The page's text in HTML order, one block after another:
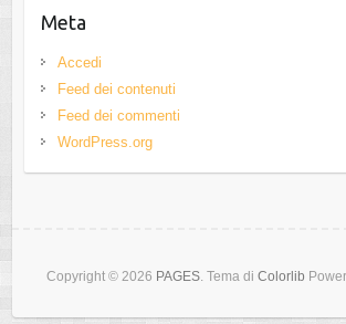
Meta
Accedi
Feed dei contenuti
Feed dei commenti
WordPress.org
Copyright © 2026 PAGES. Tema di Colorlib